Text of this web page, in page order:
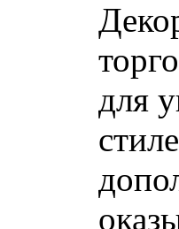
для